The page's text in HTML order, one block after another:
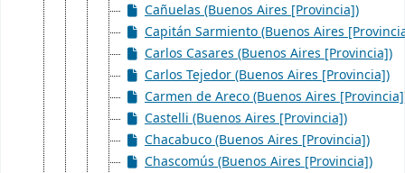
Cañuelas (Buenos Aires [Provincia])
Capitán Sarmiento (Buenos Aires
Carlos Casares (Buenos Aires [Provincia])
Carlos Tejedor (Buenos Aires [Provincia])
Carmen de Areco (Buenos Aires
Castelli (Buenos Aires [Provincia])
Chacabuco (Buenos Aires [Provincia])
Chascomús (Buenos Aires [Provincia])